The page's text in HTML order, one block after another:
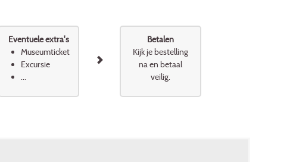
Eventuele extra's
Museumticket
Excursie
Betalen
Kijk je bestelling
na en betaal
veilig.